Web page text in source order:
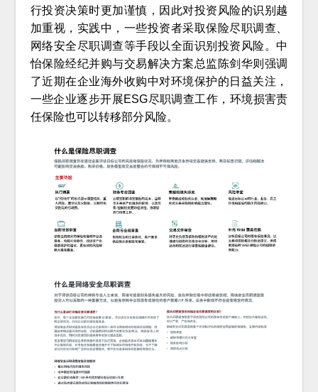
行投资决策时更加谨慎，因此对投资风险的识别越
加重视，实践中，一些投资者采取保险尽职调查、
网络安全尽职调查等手段以全面识别投资风险。中
怡保险经纪并购与交易解决方案总监陈剑华则强调
了近期在企业海外收购中对环境保护的日益关注，
一些企业逐步开展ESG尽职调查工作，环境损害责
任保险也可以转移部分风险。